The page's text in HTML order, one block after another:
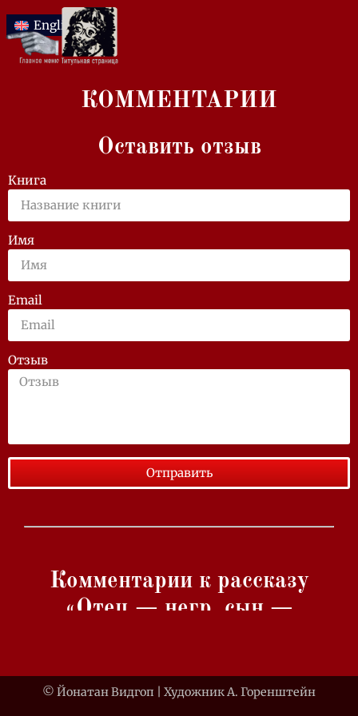
КОММЕНТАРИИ
Оставить отзыв
Книга
Имя
Email
Отзыв
Отправить
Комментарии к рассказу
«Отец — негр, сын —
энциклопедия сексуальности»
© Йонатан Видгоп | Художник А. Горенштейн
English